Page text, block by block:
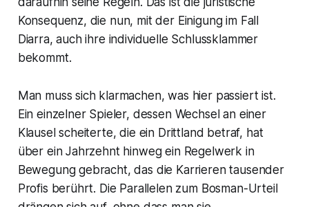
Konsequenz, die nun, mit der Einigung im Fall
Diarra, auch ihre individuelle Schlussklammer
bekommt.
Man muss sich klarmachen, was hier passiert ist.
Ein einzelner Spieler, dessen Wechsel an einer
Klausel scheiterte, die ein Drittland betraf, hat
über ein Jahrzehnt hinweg ein Regelwerk in
Bewegung gebracht, das die Karrieren tausender
Profis berührt. Die Parallelen zum Bosman-Urteil